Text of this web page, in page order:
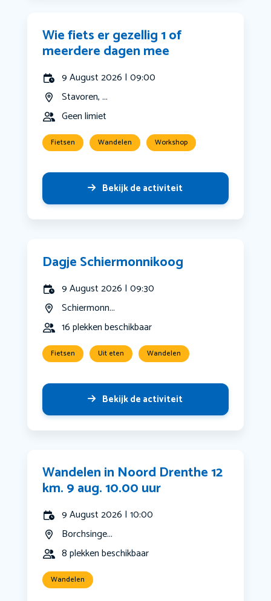
Wie fiets er gezellig 1 of
meerdere dagen mee
9 August 2026 | 09:00
Stavoren, ...
Geen limiet
Fietsen Wandelen Workshop
Bekijk de activiteit
Dagje Schiermonnikoog
9 August 2026 | 09:30
Schiermonn...
16 plekken beschikbaar
Fietsen Uit eten Wandelen
Bekijk de activiteit
Wandelen in Noord Drenthe 12
km. 9 aug. 10.00 uur
9 August 2026 | 10:00
Borchsinge...
8 plekken beschikbaar
Wandelen